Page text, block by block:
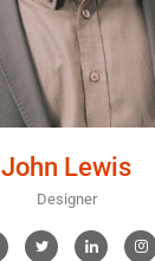
John Lewis
Designer